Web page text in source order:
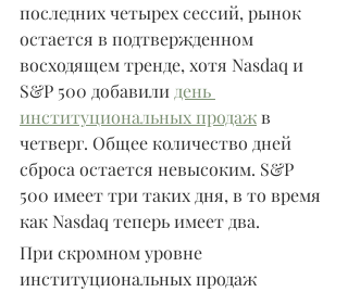
последних четырех сессий, рынок
остается в подтвержденном
восходящем тренде, хотя Nasdaq и
S&P 500 добавили день
институциональных продаж в
четверг. Общее количество дней
сброса остается невысоким. S&P
500 имеет три таких дня, в то время
как Nasdaq теперь имеет два.
При скромном уровне
институциональных продаж